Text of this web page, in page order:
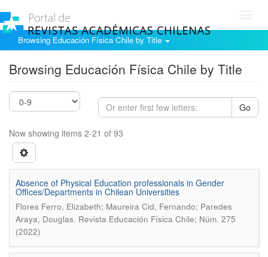
Browsing Educación Física Chile by Title
Browsing Educación Física Chile by Title
Go
Now showing items 2-21 of 93
Absence of Physical Education professionals in Gender
Offices/Departments in Chilean Universities
Flores Ferro, Elizabeth; Maureira Cid, Fernando; Paredes
Araya, Douglas. Revista Educación Física Chile; Núm. 275
(2022)